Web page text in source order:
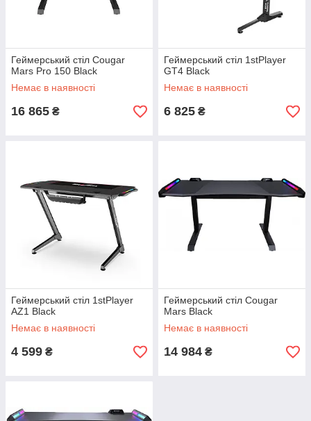
Геймерський стіл Cougar
Mars Pro 150 Black
Немає в наявності
16 865 ₴
Геймерський стіл 1stPlayer
GT4 Black
Немає в наявності
6 825 ₴
Геймерський стіл 1stPlayer
AZ1 Black
Немає в наявності
4 599 ₴
Геймерський стіл Cougar
Mars Black
Немає в наявності
14 984 ₴